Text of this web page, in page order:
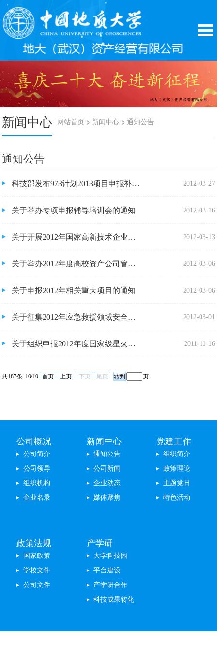
新闻中心 网站首页 > 新闻中心 >通知公告
通知公告
科技部发布973计划2013项目申报补充说明 2012-03-27
关于举办专项申报辅导培训会的通知 2012-03-16
关于开展2012年国家高新技术企业认定工作的通知 2012-03-13
关于举办2012年度高校资产公司管理骨干培训班的通知 2012-03-06
关于申报2012年相关重大项目的通知 2012-03-06
关于征集2012年应急救援领域安全生产重大事故防治关键技术科技项目的通知 2012-03-01
关于组织申报2012年度国家级星火计划及国家重点新产品计划备选项目的通知 2011-11-16
共187条 10/10 首页 上页 下页 尾页 页
公司概况
公司简介
公司领导
组织机构
企业名录
新闻中心
通知公告
公司新闻
企业动态
媒体聚焦
党建工作
组织简介
政策理论
主题党日
特色活动
政策法规
国家政策
学校文件
公司文件
产学研
大学科技园
平台建设
产学研合作
科技成果转化